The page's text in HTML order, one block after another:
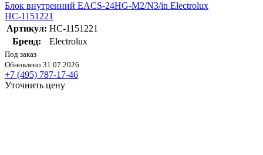
Блок внутренний EACS-24HG-M2/N3/in Electrolux
НС-1151221
Артикул: НС-1151221
Бренд:
Electrolux
Под заказ
Обновлено 31.07.2026
+7 (495) 787-17-46
Уточнить цену